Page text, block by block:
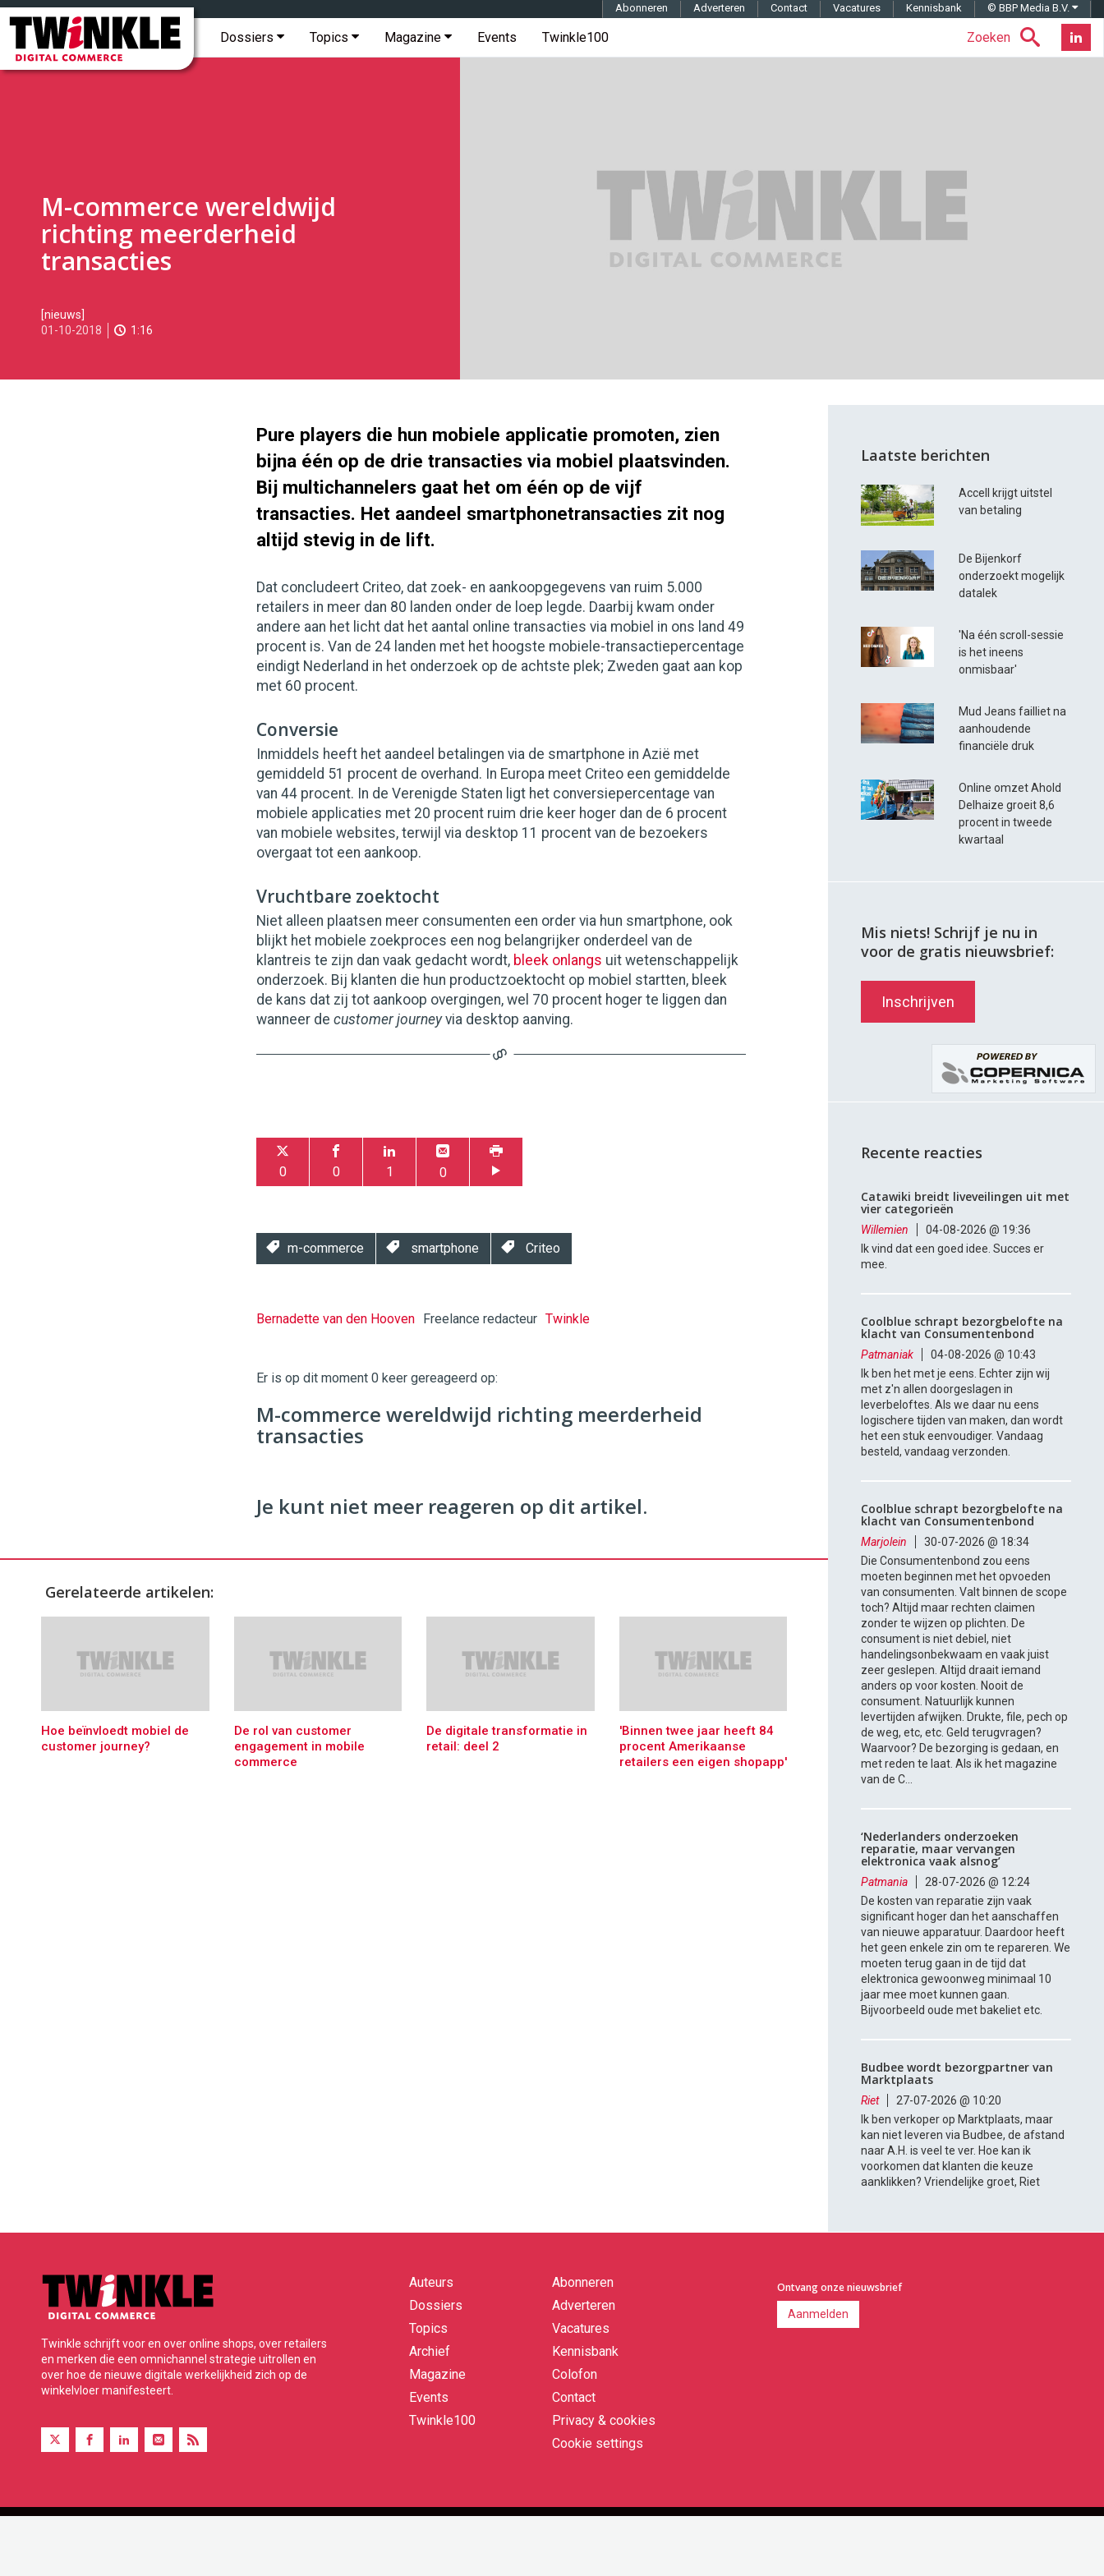
Twinkle
Digital
Commerce
Hoofdmenu Zoeken
Dossiers Topics Magazine Events Twinkle100
Topmenu Abonneren Adverteren Contact Vacatures Kennisbank © BBP Media B.V.
M-commerce wereldwijd
richting meerderheid
transacties
2018-
10-
10-
[nieuws]
01-10-2018
1:16
Pure players die hun mobiele applicatie promoten, zien
bijna één op de drie transacties via mobiel plaatsvinden.
Bij multichannelers gaat het om één op de vijf
transacties. Het aandeel smartphonetransacties zit nog
altijd stevig in de lift.
Dat concludeert Criteo, dat zoek- en aankoopgegevens van ruim 5.000
retailers in meer dan 80 landen onder de loep legde. Daarbij kwam onder
andere aan het licht dat het aantal online transacties via mobiel in ons land 49
procent is. Van de 24 landen met het hoogste mobiele-transactiepercentage
eindigt Nederland in het onderzoek op de achtste plek; Zweden gaat aan kop
met 60 procent.
Conversie
Inmiddels heeft het aandeel betalingen via de smartphone in Azië met
gemiddeld 51 procent de overhand. In Europa meet Criteo een gemiddelde
van 44 procent. In de Verenigde Staten ligt het conversiepercentage van
mobiele applicaties met 20 procent ruim drie keer hoger dan de 6 procent
van mobiele websites, terwijl via desktop 11 procent van de bezoekers
overgaat tot een aankoop.
Vruchtbare zoektocht
Niet alleen plaatsen meer consumenten een order via hun smartphone, ook
blijkt het mobiele zoekproces een nog belangrijker onderdeel van de
klantreis te zijn dan vaak gedacht wordt, bleek onlangs uit wetenschappelijk
onderzoek. Bij klanten die hun productzoektocht op mobiel startten, bleek
de kans dat zij tot aankoop overgingen, wel 70 procent hoger te liggen dan
wanneer de customer journeyvia desktop aanving.
0 0 1 0
m-commerce smartphone Criteo
Bernadette van den Hooven Freelance redacteur Twinkle
Twinkle
Commerce https://twinklemagazine.nl
96 54
Er is op dit moment 0 keer gereageerd op:
M-commerce wereldwijd richting meerderheid
transacties
Je kunt niet meer reageren op dit artikel.
Gerelateerde artikelen:
Hoe beïnvloedt mobiel de
customer journey?
De rol van customer
engagement in mobile
commerce
De digitale transformatie in
retail: deel 2
'Binnen twee jaar heeft 84
procent Amerikaanse
retailers een eigen shopapp'
Laatste berichten
Accell krijgt uitstel
van betaling
De Bijenkorf
onderzoekt mogelijk
datalek
'Na één scroll-sessie
is het ineens
onmisbaar'
Mud Jeans failliet na
aanhoudende
financiële druk
Online omzet Ahold
Delhaize groeit 8,6
procent in tweede
kwartaal
Mis niets! Schrijf je nu in
voor de gratis nieuwsbrief:
Inschrijven
Recente reacties
Catawiki breidt liveveilingen uit met
vier categorieën
Willemien
04-08-2026 @ 19:36
Ik vind dat een goed idee. Succes er
mee.
Coolblue schrapt bezorgbelofte na
klacht van Consumentenbond
Patmaniak
04-08-2026 @ 10:43
Ik ben het met je eens. Echter zijn wij
met z'n allen doorgeslagen in
leverbeloftes. Als we daar nu eens
logischere tijden van maken, dan wordt
het een stuk eenvoudiger. Vandaag
besteld, vandaag verzonden.
Coolblue schrapt bezorgbelofte na
klacht van Consumentenbond
Marjolein
30-07-2026 @ 18:34
Die Consumentenbond zou eens
moeten beginnen met het opvoeden
van consumenten. Valt binnen de scope
toch? Altijd maar rechten claimen
zonder te wijzen op plichten. De
consument is niet debiel, niet
handelingsonbekwaam en vaak juist
zeer geslepen. Altijd draait iemand
anders op voor kosten. Nooit de
consument. Natuurlijk kunnen
levertijden afwijken. Drukte, file, pech op
de weg, etc, etc. Geld terugvragen?
Waarvoor? De bezorging is gedaan, en
met reden te laat. Als ik het magazine
van de C...
‘Nederlanders onderzoeken
reparatie, maar vervangen
elektronica vaak alsnog’
Patmania
28-07-2026 @ 12:24
De kosten van reparatie zijn vaak
significant hoger dan het aanschaffen
van nieuwe apparatuur. Daardoor heeft
het geen enkele zin om te repareren. We
moeten terug gaan in de tijd dat
elektronica gewoonweg minimaal 10
jaar mee moet kunnen gaan.
Bijvoorbeeld oude met bakeliet etc.
Budbee wordt bezorgpartner van
Marktplaats
Riet
27-07-2026 @ 10:20
Ik ben verkoper op Marktplaats, maar
kan niet leveren via Budbee, de afstand
naar A.H. is veel te ver. Hoe kan ik
voorkomen dat klanten die keuze
aanklikken? Vriendelijke groet, Riet
Twinkle schrijft voor en over online shops, over retailers
en merken die een omnichannel strategie uitrollen en
over hoe de nieuwe digitale werkelijkheid zich op de
winkelvloer manifesteert.
Quick
links
Auteurs
Dossiers
Topics
Archief
Magazine
Events
Twinkle100
Abonneren
Adverteren
Vacatures
Kennisbank
Colofon
Contact
Privacy & cookies
Cookie settings
Ontvang onze nieuwsbrief
Aanmelden